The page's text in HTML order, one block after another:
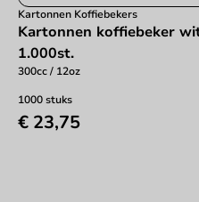
Kartonnen Koffiebekers
Kartonnen koffiebeker
1.000st.
300cc / 12oz
1000 stuks
€ 23,75